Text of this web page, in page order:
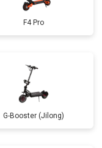
F4 Pro
G-Booster (Jilong)